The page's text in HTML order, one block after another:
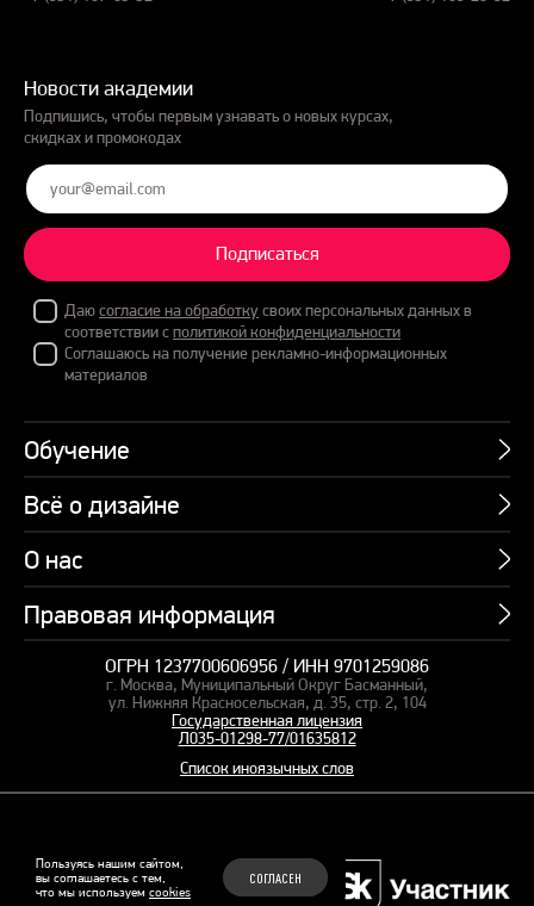
Пользуясь нашим сайтом,
вы соглашаетесь с тем,
что мы используем cookies
СОГЛАСЕН
Новости академии
Подпишись, чтобы первым узнавать о новых курсах,
скидках и промокодах
Подписаться
Даюсогласие на обработкусвоих персональных данных в
соответствии сполитикой конфиденциальности
Соглашаюсь на получение рекламно-информационных
материалов
Обучение
Курсы
Пакетные предложения
Профессии
Подарочные сертификаты
Корпоративное обучение
Курсы для сотрудников
Пакетные предложения
Всё о дизайне
Учебник по презентациям
Банк слайдов
Вебинары
Студия дизайна
Заказать презентацию
О нас
Об академии
СМИ о нас
Правовая информация
Карта сайта
Оферта и лицензия
Политика конфиденциальности
Рекомендательные технологии
Файлы Cookie
ОГРН 1237700606956 / ИНН 9701259086
г. Москва, Муниципальный Округ Басманный,
ул. Нижняя Красносельская, д. 35, стр. 2, 104
Государственная лицензия
Л035-01298-77/01635812
Список иноязычных слов
© 2015–2026 Бонни и Слайд
Обучающие курсы по